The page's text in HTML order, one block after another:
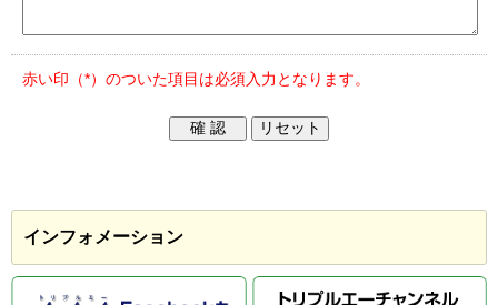
赤い印（*）のついた項目は必須入力となります。
インフォメーション